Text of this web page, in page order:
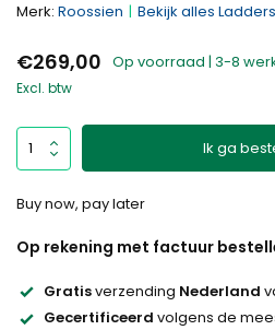
Merk: Roossien Bekijk alles Ladders
€269,00 Op voorraad | 3-8
Excl. btw
Ik ga
Buy now, pay later
Op rekening met factuur
Gratisverzending Nederland
Gecertificeerd volgens de